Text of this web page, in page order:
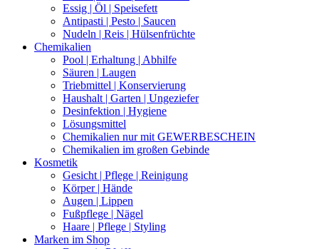
Essig | Öl | Speisefett
Antipasti | Pesto | Saucen
Nudeln | Reis | Hülsenfrüchte
Chemikalien
Pool | Erhaltung | Abhilfe
Säuren | Laugen
Triebmittel | Konservierung
Haushalt | Garten | Ungeziefer
Desinfektion | Hygiene
Lösungsmittel
Chemikalien nur mit GEWERBESCHEIN
Chemikalien im großen Gebinde
Kosmetik
Gesicht | Pflege | Reinigung
Körper | Hände
Augen | Lippen
Fußpflege | Nägel
Haare | Pflege | Styling
Marken im Shop